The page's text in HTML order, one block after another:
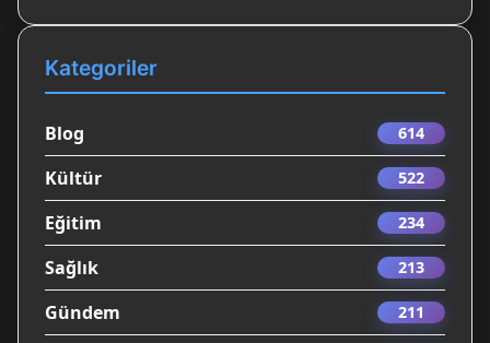
Kategoriler
Blog 614
Kültür 522
Eğitim 234
Sağlık 213
Gündem 211